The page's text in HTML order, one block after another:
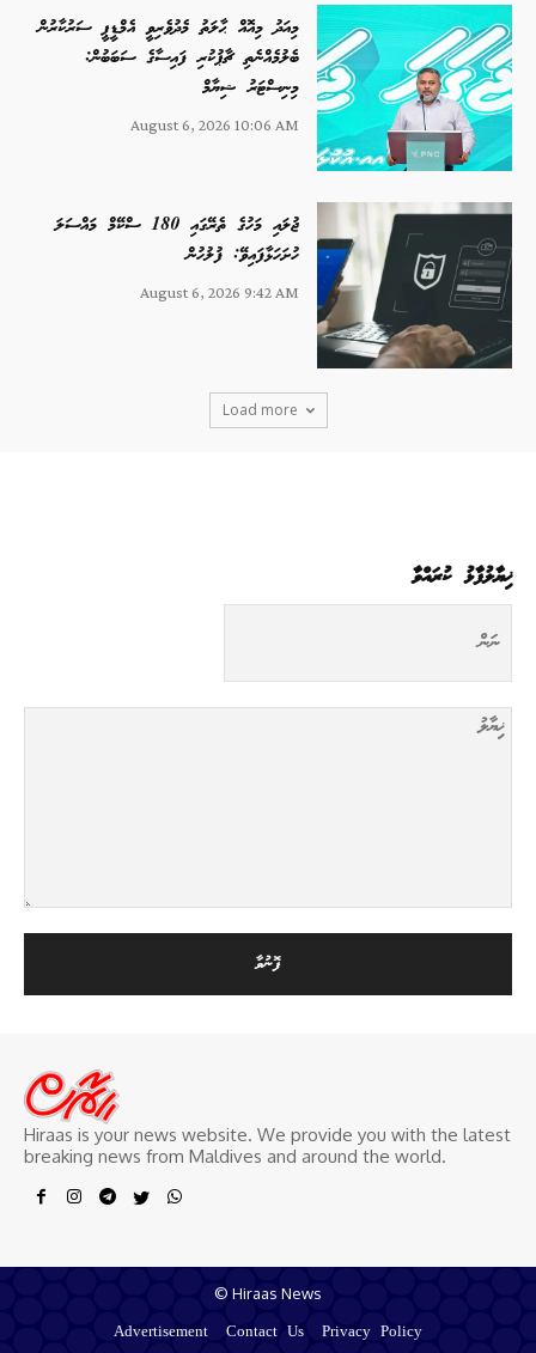
މިއަދު މިއޮއް ޙާލަތު މެދުވެރިވީ އެމްޑީޕީ ސަރުކާރުން
ބެލުމެއްނެތި ޗާޕުކުރި ފައިސާގެ ސަބަބުން:
މިނިސްޓަރު ޝިޔާމް
August 6, 2026 10:06 AM
ޖުލައި މަހުގެ ތެރޭގައި 180 ސްކޭމް މައްސަލަ
ހުށަހަޅާފައިވޭ: ފުލުހުން
August 6, 2026 9:42 AM
Load more
ޚިޔާލުފާޅު ކުރައްވާ
Hiraas is your news website. We provide you with the latest
breaking news from Maldives and around the world.
© Hiraas News
Advertisement Contact Us Privacy Policy